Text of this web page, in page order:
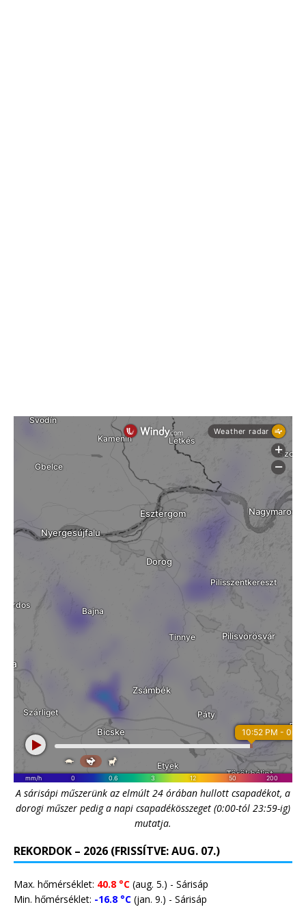
A sárisápi műszerünk az elmúlt 24 órában hullott csapadékot, a
dorogi műszer pedig a napi csapadékösszeget (0:00-tól 23:59-ig)
mutatja.
REKORDOK – 2026 (FRISSÍTVE: AUG. 07.)
Max. hőmérséklet: 40.8 °C (aug. 5.) - Sárisáp
Min. hőmérséklet: -16.8 °C (jan. 9.) - Sárisáp